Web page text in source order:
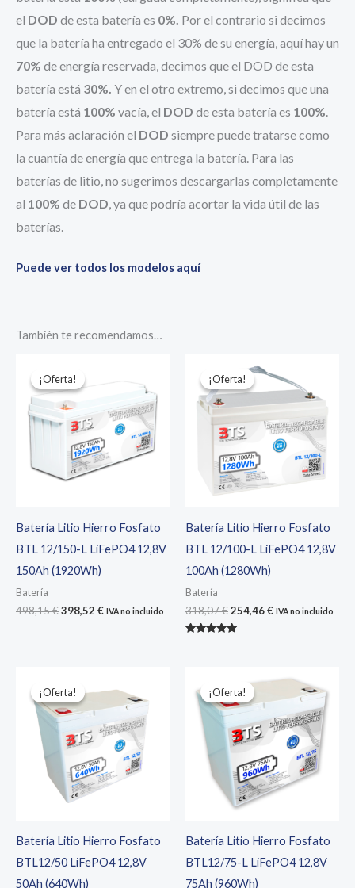
el DOD de esta batería es 0%. Por el contrario si decimos
que la batería ha entregado el 30% de su energía, aquí hay un
70% de energía reservada, decimos que el DOD de esta
batería está 30%. Y en el otro extremo, si decimos que una
batería está 100% vacía, el DOD de esta batería es 100%.
Para más aclaración el DOD siempre puede tratarse como
la cuantía de energía que entrega la batería. Para las
baterías de litio, no sugerimos descargarlas completamente
al 100% de DOD, ya que podría acortar la vida útil de las
baterías.
Puede ver todos los modelos aquí
También te recomendamos…
¡Oferta!
¡Oferta!
Batería Litio Hierro Fosfato
BTL 12/150-L LiFePO4 12,8V
150Ah (1920Wh)
Batería
498,15€El
398,52 €ElIVA no incluido
¡Oferta!
¡Oferta!
Batería Litio Hierro Fosfato
BTL 12/100-L LiFePO4 12,8V
100Ah (1280Wh)
Batería
318,07€El
precio
original
254,46€ElIVA no incluido
¡Oferta!
¡Oferta!
Batería Litio Hierro Fosfato
BTL12/50 LiFePO4 12,8V
50Ah (640Wh)
¡Oferta!
¡Oferta!
Batería Litio Hierro Fosfato
BTL12/75-L LiFePO4 12,8V
75Ah (960Wh)